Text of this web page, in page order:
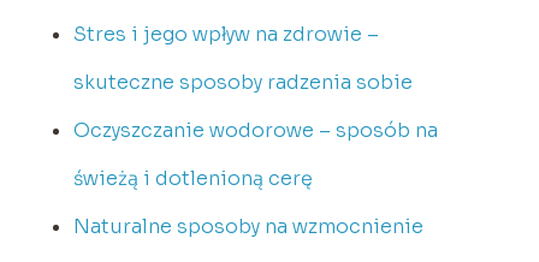
Stres i jego wpływ na zdrowie –
skuteczne sposoby radzenia sobie
Oczyszczanie wodorowe – sposób na
świeżą i dotlenioną cerę
Naturalne sposoby na wzmocnienie